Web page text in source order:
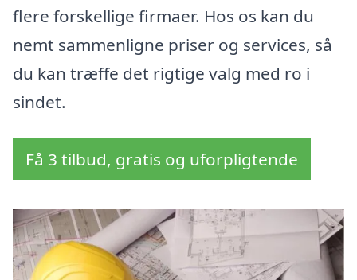
flere forskellige firmaer. Hos os kan du
nemt sammenligne priser og services, så
du kan træffe det rigtige valg med ro i
sindet.
Få 3 tilbud, gratis og uforpligtende